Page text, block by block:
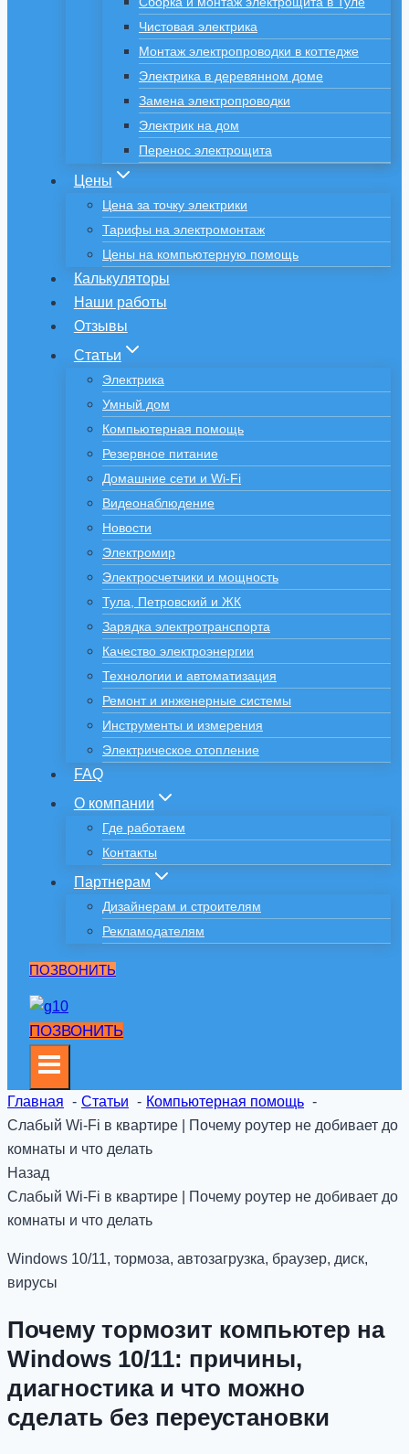
Чистовая электрика
Монтаж электропроводки в коттедже
Электрика в деревянном доме
Замена электропроводки
Электрик на дом
Перенос электрощита
Цены
Цена за точку электрики
Тарифы на электромонтаж
Цены на компьютерную помощь
Калькуляторы
Наши работы
Отзывы
Статьи
Электрика
Умный дом
Компьютерная помощь
Резервное питание
Домашние сети и Wi-Fi
Видеонаблюдение
Новости
Электромир
Электросчетчики и мощность
Тула, Петровский и ЖК
Зарядка электротранспорта
Качество электроэнергии
Технологии и автоматизация
Ремонт и инженерные системы
Инструменты и измерения
Электрическое отопление
FAQ
О компании
Где работаем
Контакты
Партнерам
Дизайнерам и строителям
Рекламодателям
ПОЗВОНИТЬ
ПОЗВОНИТЬ
Главная Статьи
Компьютерная помощь
Слабый Wi-Fi в квартире | Почему роутер не добивает до
комнаты и что делать
Назад
Слабый Wi-Fi в квартире | Почему роутер не добивает до
комнаты и что делать
Windows 10/11, тормоза, автозагрузка, браузер, диск,
вирусы
Почему тормозит компьютер на
Windows 10/11: причины,
диагностика и что можно
сделать без переустановки